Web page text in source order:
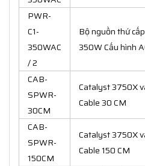
PWR-
C1-
350WAC
/ 2
Bộ nguồn thứ
350W Cấu hình
CAB-
SPWR-
30CM
Catalyst 3750X
Cable 30 CM
CAB-
SPWR-
150CM
Catalyst 3750X
Cable 150 CM